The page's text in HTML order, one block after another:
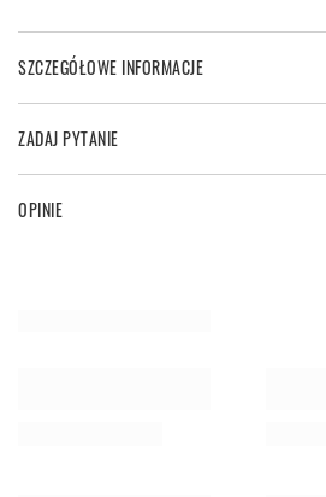
SZCZEGÓŁOWE INFORMACJE
ZADAJ PYTANIE
OPINIE